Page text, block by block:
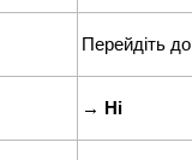
Перейдіть до
→ Ні